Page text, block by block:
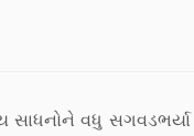
સાધનોને વધુ